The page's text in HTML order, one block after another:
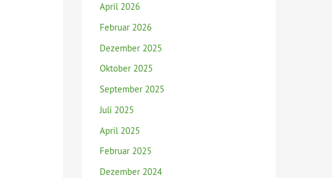
April 2026
Februar 2026
Dezember 2025
Oktober 2025
September 2025
Juli 2025
April 2025
Februar 2025
Dezember 2024